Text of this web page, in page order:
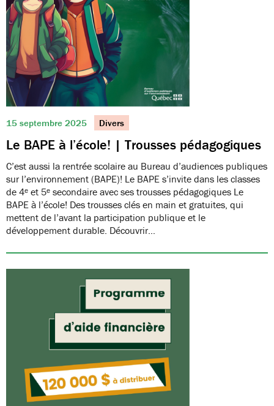
15 septembre 2025 Divers
Le BAPE à l’école! | Trousses pédagogiques
C’est aussi la rentrée scolaire au Bureau d’audiences publiques
sur l’environnement (BAPE)! Le BAPE s’invite dans les classes
de 4ᵉ et 5ᵉ secondaire avec ses trousses pédagogiques Le
BAPE à l’école! Des trousses clés en main et gratuites, qui
mettent de l’avant la participation publique et le
développement durable. Découvrir…